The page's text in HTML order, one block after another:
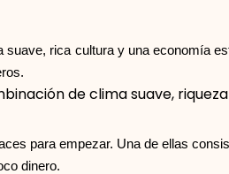
rica cultura y una economía
de clima suave,
para empezar. Una de ellas
dinero.